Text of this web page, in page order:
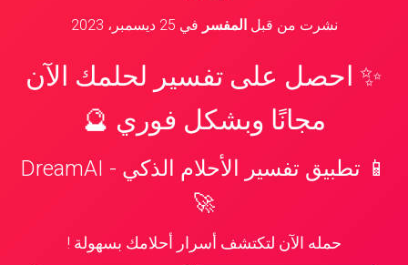
نشرت من قبلالمفسر في 25 ديسمبر، 2023
✨ احصل على تفسير لحلمك الآن
مجانًا وبشكل فوري 🔮
📱 تطبيق تفسير الأحلام الذكي - DreamAI
🚀
حمله الآن لتكتشف أسرار أحلامك بسهولة !